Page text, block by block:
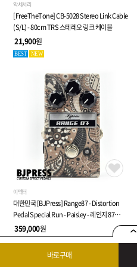
바로구매
악세서리
[FreeTheTone] CB-5028 Stereo Link Cable
(S/L) - 80cm TRS 스테레오 링크 케이블
21,900원
BEST NEW
이펙터
대한민국 [BJPress] Range87 - Distortion
Pedal Special Run - Paisley - 레인지 87
디스토션 페달
359,000원